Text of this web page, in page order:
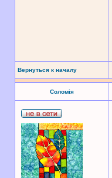
Вернуться к началу
Соломія